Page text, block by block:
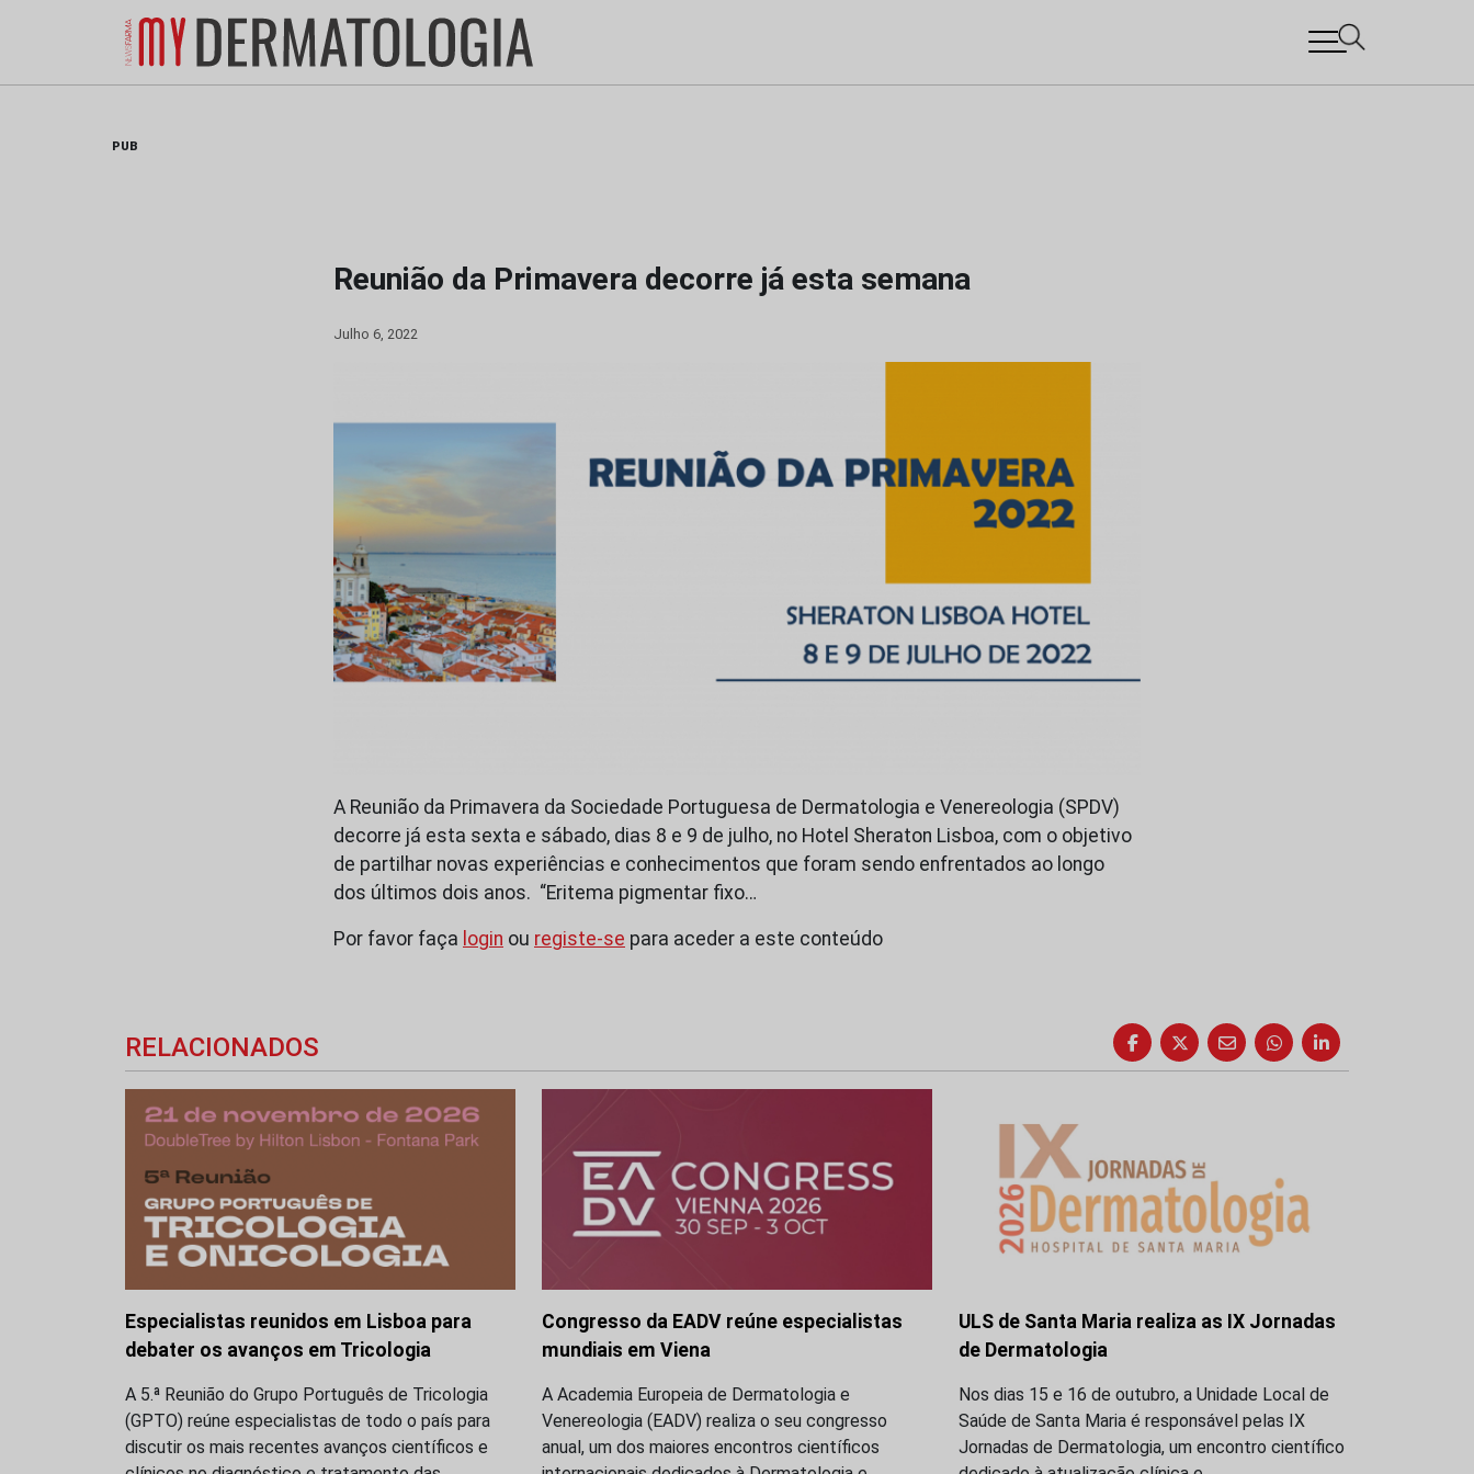
PUB
Reunião da Primavera decorre já esta semana
Julho 6, 2022
A Reunião da Primavera da Sociedade Portuguesa de Dermatologia e Venereologia (SPDV)
decorre já esta sexta e sábado, dias 8 e 9 de julho, no Hotel Sheraton Lisboa, com o objetivo
de partilhar novas experiências e conhecimentos que foram sendo enfrentados ao longo
dos últimos dois anos. “Eritema pigmentar fixo…
Por favor faça login ou registe-se para aceder a este conteúdo
RELACIONADOS
Especialistas reunidos em Lisboa para
debater os avanços em Tricologia
A 5.ª Reunião do Grupo Português de Tricologia
(GPTO) reúne especialistas de todo o país para
discutir os mais recentes avanços científicos e
Congresso da EADV reúne especialistas
mundiais em Viena
A Academia Europeia de Dermatologia e
Venereologia (EADV) realiza o seu congresso
anual, um dos maiores encontros científicos
ULS de Santa Maria realiza as IX Jornadas
de Dermatologia
Nos dias 15 e 16 de outubro, a Unidade Local de
Saúde de Santa Maria é responsável pelas IX
Jornadas de Dermatologia, um encontro científico